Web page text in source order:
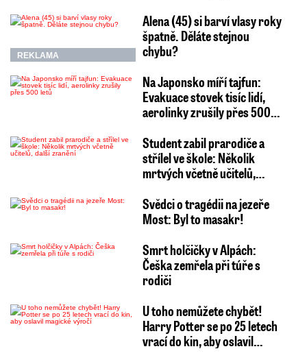
REKLAMA
Alena (45) si barví vlasy roky
špatně. Děláte stejnou
chybu?
Na Japonsko míří tajfun:
Evakuace stovek tisíc lidí,
aerolinky zrušily přes 500…
Student zabil prarodiče a
střílel ve škole: Několik
mrtvých včetně učitelů,…
Svědci o tragédii na jezeře
Most: Byl to masakr!
Smrt holčičky v Alpách:
Češka zemřela při túře s
rodiči
U toho nemůžete chybět!
Harry Potter se po 25 letech
vrací do kin, aby oslavil…